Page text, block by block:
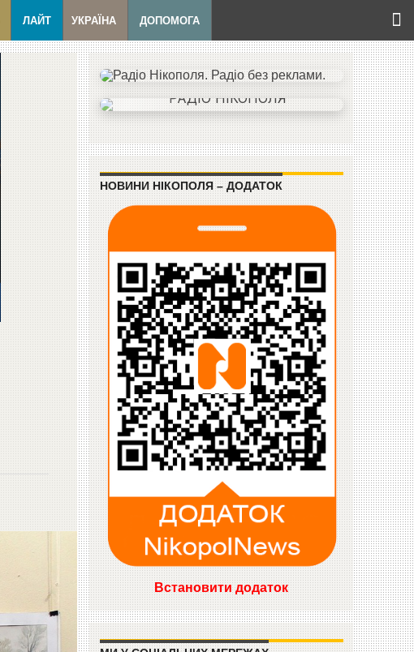
ЛАЙТ УКРАЇНА ДОПОМОГА
НОВИНИ НІКОПОЛЯ – ДОДАТОК
Встановити додаток